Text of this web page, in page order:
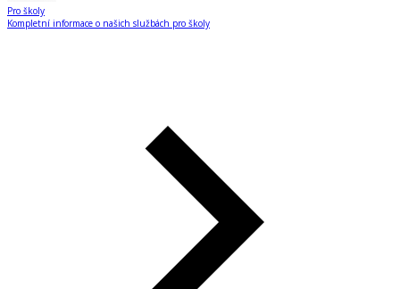
Pro školy
Kompletní informace o našich službách pro školy